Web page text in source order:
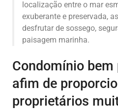
localização entre o mar
exuberante e preservada,
desfrutar de sossego,
paisagem marinha.
Condomínio bem
afim de
proprietários